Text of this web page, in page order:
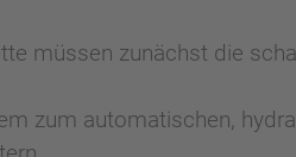
müssen zunächst die
zum automatischen,